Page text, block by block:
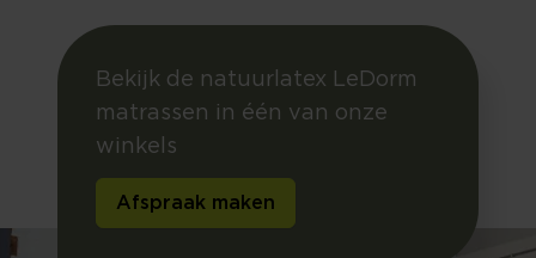
Bekijk de natuurlatex LeDorm
matrassen in één van onze
winkels
Afspraak maken